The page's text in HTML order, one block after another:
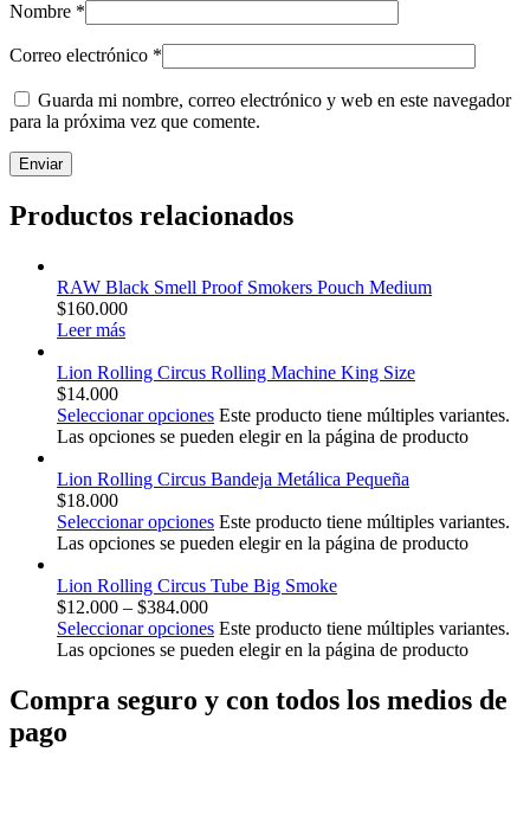
Nombre *
Correo electrónico *
Guarda mi nombre, correo electrónico y web en este navegador
para la próxima vez que comente.
Productos relacionados
RAW Black Smell Proof Smokers Pouch Medium
$160.000
Leer más
Lion Rolling Circus Rolling Machine King Size
$14.000
Seleccionar opciones Este producto tiene múltiples variantes.
Las opciones se pueden elegir en la página de producto
Lion Rolling Circus Bandeja Metálica Pequeña
$18.000
Seleccionar opciones Este producto tiene múltiples variantes.
Las opciones se pueden elegir en la página de producto
Lion Rolling Circus Tube Big Smoke
$12.000 – $384.000
Seleccionar opciones Este producto tiene múltiples variantes.
Las opciones se pueden elegir en la página de producto
Compra seguro y con todos los medios de
pago